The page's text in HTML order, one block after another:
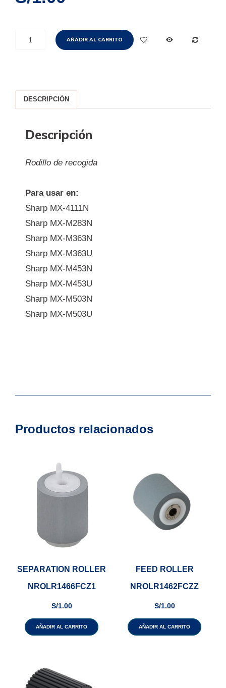
AÑADIR AL CARRITO
DESCRIPCIÓN
Descripción
Rodillo de recogida
Para usar en:
Sharp MX-4111N
Sharp MX-M283N
Sharp MX-M363N
Sharp MX-M363U
Sharp MX-M453N
Sharp MX-M453U
Sharp MX-M503N
Sharp MX-M503U
Productos relacionados
SEPARATION ROLLER
NROLR1466FCZ1
S/1.00
AÑADIR AL CARRITO
FEED ROLLER
NROLR1462FCZZ
S/1.00
AÑADIR AL CARRITO